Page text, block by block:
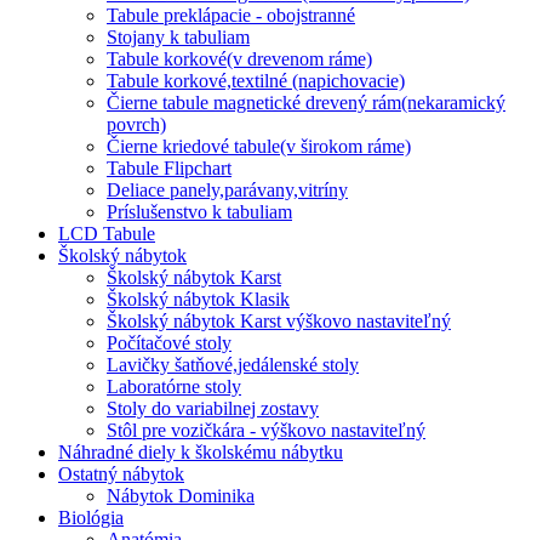
Tabule preklápacie - obojstranné
Stojany k tabuliam
Tabule korkové(v drevenom ráme)
Tabule korkové,textilné (napichovacie)
Čierne tabule magnetické drevený rám(nekaramický
povrch)
Čierne kriedové tabule(v širokom ráme)
Tabule Flipchart
Deliace panely,parávany,vitríny
Príslušenstvo k tabuliam
LCD Tabule
Školský nábytok
Školský nábytok Karst
Školský nábytok Klasik
Školský nábytok Karst výškovo nastaviteľný
Počítačové stoly
Lavičky šatňové,jedálenské stoly
Laboratórne stoly
Stoly do variabilnej zostavy
Stôl pre vozičkára - výškovo nastaviteľný
Náhradné diely k školskému nábytku
Ostatný nábytok
Nábytok Dominika
Biológia